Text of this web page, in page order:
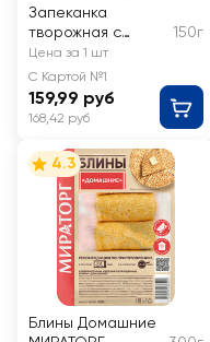
Запеканка
творожная с
вишней
НАТУРБУФЕТ
150г
Цена за 1 шт
С Картой №1
159,99 руб
168,42 руб
4.3
Блины Домашние